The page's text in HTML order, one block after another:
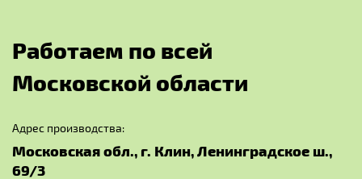
Работаем по всей
Московской области
Адрес производства:
Московская обл., г. Клин, Ленинградское ш.,
69/3